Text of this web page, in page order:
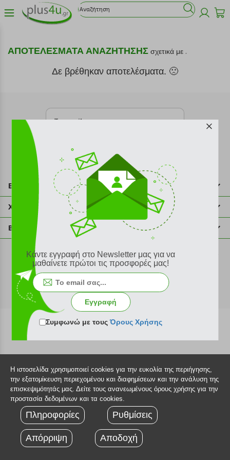
ΑΠΟΤΕΛΕΣΜΑΤΑ ΑΝΑΖΗΤΗΣΗΣ σχετικά με .
Δε βρέθηκαν αποτελέσματα. 🙁
Εγγραφή στο newsletter
Επικοινωνία
211 2000 700
info@plus4u.gr
Χρήσιμες πληροφορίες
Η εταιρία
Σημεία παραλαβής
Ευκαιρίες καριέρας
Όροι χρήσης
Sitemap
FAQ
Βοήθεια
Εξέλιξη παραγγελίας
Τρόποι παραγγελίας
Τρόποι πληρωμής
Τρόποι αποστολής
Πολιτική επιστροφών
Τεχνική υποστήριξη
©2026 Plus4u.gr
Κάντε εγγραφή στο Newsletter μας για να
μαθαίνετε πρώτοι τις προσφορές μας!
Εγγραφή
Συμφωνώ με τουςΌρους Χρήσης
Η ιστοσελίδα χρησιμοποιεί cookies για την ευκολία της περιήγησης,
την εξατομίκευση περιεχομένου και διαφημίσεων και την ανάλυση της
επισκεψιμότητάς μας. Δείτε τους ανανεωμένους όρους χρήσης για την
προστασία δεδομένων και τα cookies.
Πληροφορίες Ρυθμίσεις
Απόρριψη Αποδοχή